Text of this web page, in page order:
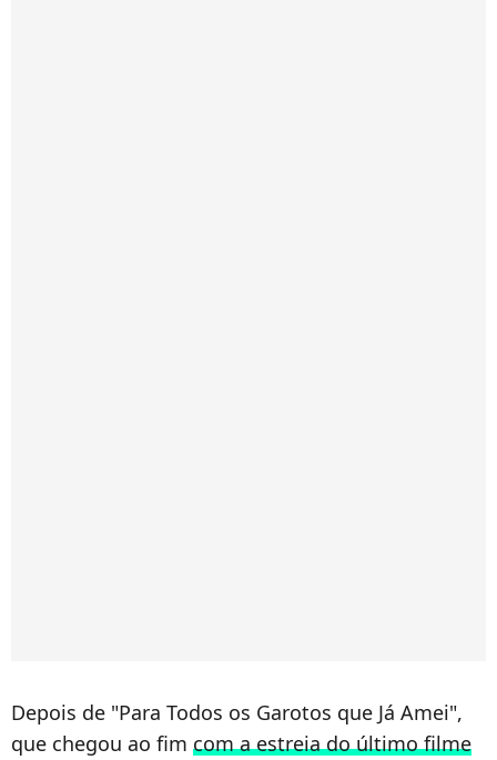
Depois de "Para Todos os Garotos que Já Amei",
que chegou ao fim com a estreia do último filme